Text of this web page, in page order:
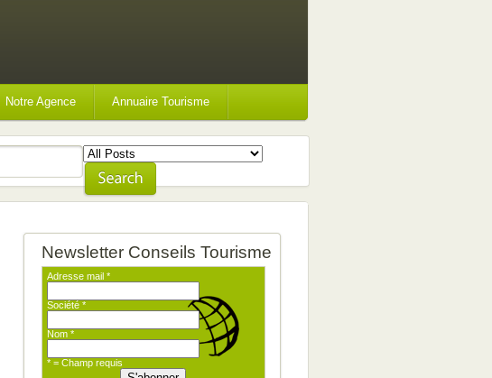
Notre Agence Annuaire Tourisme
Newsletter Conseils Tourisme
Adresse mail *
Société *
Nom *
* = Champ requis